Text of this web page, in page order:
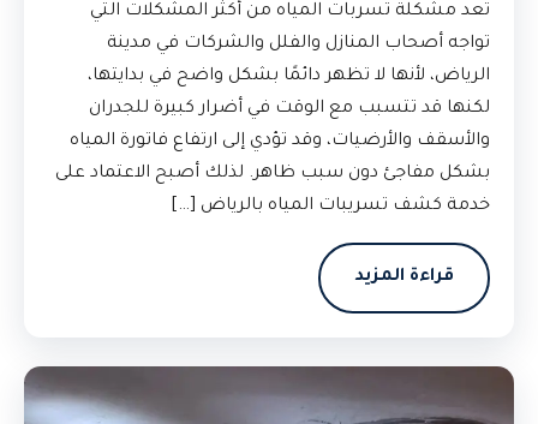
تعد مشكلة تسربات المياه من أكثر المشكلات التي
تواجه أصحاب المنازل والفلل والشركات في مدينة
الرياض، لأنها لا تظهر دائمًا بشكل واضح في بدايتها،
لكنها قد تتسبب مع الوقت في أضرار كبيرة للجدران
والأسقف والأرضيات، وقد تؤدي إلى ارتفاع فاتورة المياه
بشكل مفاجئ دون سبب ظاهر. لذلك أصبح الاعتماد على
خدمة كشف تسريبات المياه بالرياض […]
قراءة المزيد